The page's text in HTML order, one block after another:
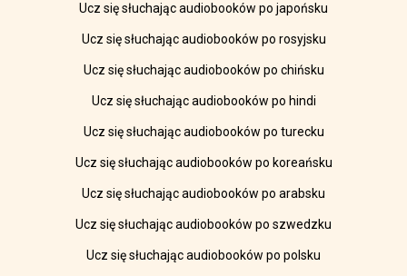
Ucz się słuchając audiobooków po japońsku
Ucz się słuchając audiobooków po rosyjsku
Ucz się słuchając audiobooków po chińsku
Ucz się słuchając audiobooków po hindi
Ucz się słuchając audiobooków po turecku
Ucz się słuchając audiobooków po koreańsku
Ucz się słuchając audiobooków po arabsku
Ucz się słuchając audiobooków po szwedzku
Ucz się słuchając audiobooków po polsku